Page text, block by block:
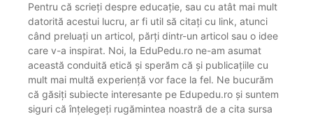
Pentru că scrieți despre educație, sau cu atât mai mult
datorită acestui lucru, ar fi util să citați cu link, atunci
când preluați un articol, părți dintr-un articol sau o idee
care v-a inspirat. Noi, la EduPedu.ro ne-am asumat
această conduită etică și sperăm că și publicațiile cu
mult mai multă experiență vor face la fel. Ne bucurăm
că găsiți subiecte interesante pe Edupedu.ro și suntem
siguri că înțelegeți rugămintea noastră de a cita sursa